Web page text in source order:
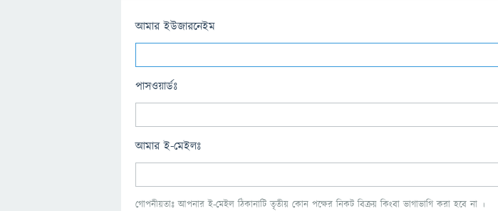
আমার ইউজারনেইম
পাসওয়ার্ডঃ
আমার ই-মেইলঃ
গোপনীয়তাঃ আপনার ই-মেইল ঠিকানাটি তৃতীয় কোন পক্ষের নিকট বিক্রয় কিংবা ভাগাভাগি করা হবে না ।